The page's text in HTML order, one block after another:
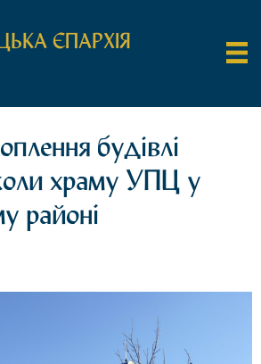
ЄПАРХІЯ
будівлі
храму УПЦ у
районі